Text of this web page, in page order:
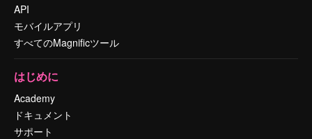
API
モバイルアプリ
すべてのMagnificツール
はじめに
Academy
ドキュメント
サポート